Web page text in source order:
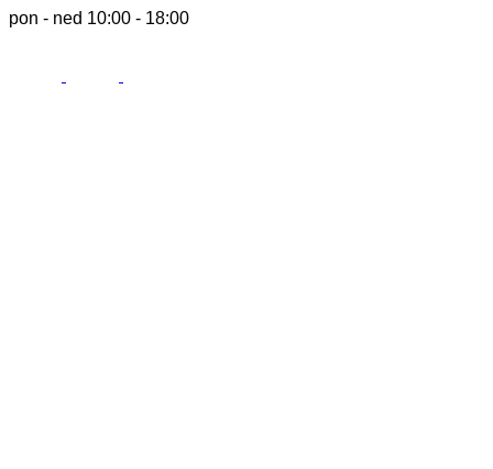
pon - ned 10:00 - 18:00